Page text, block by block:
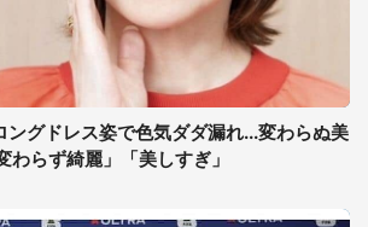
ングドレス姿で色気ダダ漏れ...変わらぬ美
わらず綺麗」「美しすぎ」